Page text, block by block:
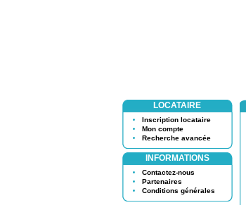
LOCATAIRE
Inscription locataire
Mon compte
Recherche avancée
INFORMATIONS
Contactez-nous
Partenaires
Conditions générales